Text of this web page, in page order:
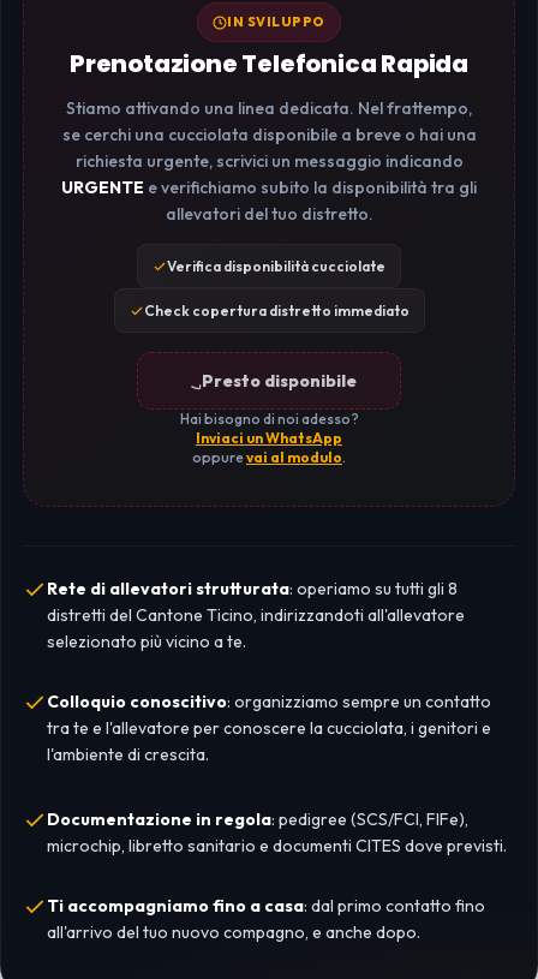
IN SVILUPPO
Prenotazione Telefonica Rapida
Stiamo attivando una linea dedicata. Nel frattempo,
se cerchi una cucciolata disponibile a breve o hai una
richiesta urgente, scrivici un messaggio indicando
URGENTE e verifichiamo subito la disponibilità tra gli
allevatori del tuo distretto.
Verifica disponibilità cucciolate
Check copertura distretto immediato
Presto disponibile
Hai bisogno di noi adesso?
Inviaci un WhatsApp
oppurevai al modulo.
Rete di allevatori strutturata: operiamo su tutti gli 8
distretti del Cantone Ticino, indirizzandoti all'allevatore
selezionato più vicino a te.
Colloquio conoscitivo: organizziamo sempre un contatto
tra te e l'allevatore per conoscere la cucciolata, i genitori e
l'ambiente di crescita.
Documentazione in regola: pedigree (SCS/FCI, FIFe),
microchip, libretto sanitario e documenti CITES dove previsti.
Ti accompagniamo fino a casa: dal primo contatto fino
all'arrivo del tuo nuovo compagno, e anche dopo.